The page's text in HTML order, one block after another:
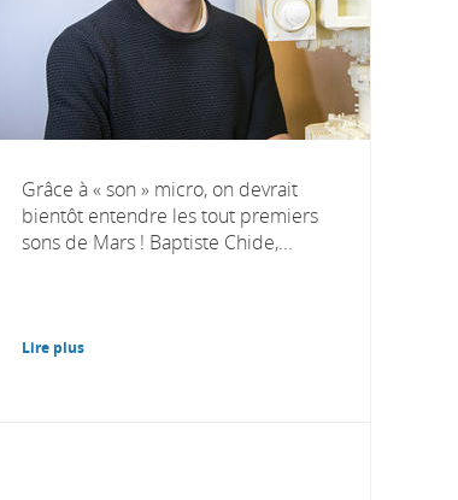
Grâce à « son » micro, on devrait
bientôt entendre les tout premiers
sons de Mars ! Baptiste Chide,...
Lire plus